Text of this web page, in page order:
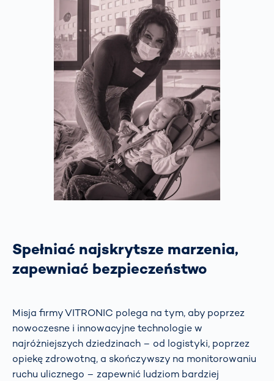
Spełniać najskrytsze marzenia,
zapewniać bezpieczeństwo
Misja firmy VITRONIC polega na tym, aby poprzez
nowoczesne i innowacyjne technologie w
najróżniejszych dziedzinach – od logistyki, poprzez
opiekę zdrowotną, a skończywszy na monitorowaniu
ruchu ulicznego – zapewnić ludziom bardziej